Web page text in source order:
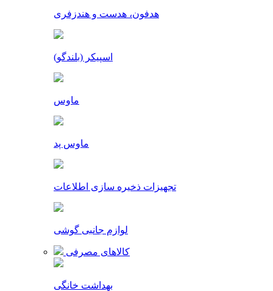
هدفون، هدست و هندزفری
اسپیکر (بلندگو)
ماوس
ماوس پد
تجهیزات ذخیره سازی اطلاعات
لوازم جانبی گوشی
کالاهای مصرفی
بهداشت خانگی